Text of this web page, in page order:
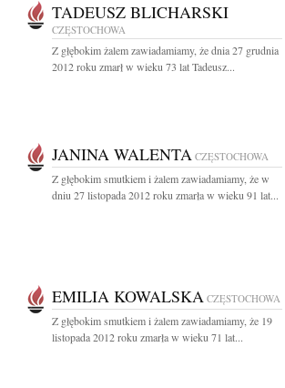
TADEUSZ BLICHARSKI
CZĘSTOCHOWA
Z głębokim żalem zawiadamiamy, że dnia 27 grudnia
2012 roku zmarł w wieku 73 lat Tadeusz...
JANINA WALENTA CZĘSTOCHOWA
Z głębokim smutkiem i żalem zawiadamiamy, że w
dniu 27 listopada 2012 roku zmarła w wieku 91 lat...
EMILIA KOWALSKA CZĘSTOCHOWA
Z głębokim smutkiem i żalem zawiadamiamy, że 19
listopada 2012 roku zmarła w wieku 71 lat...